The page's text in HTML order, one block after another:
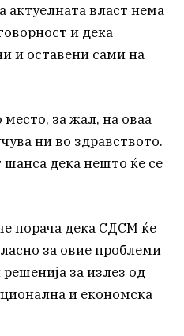
актуелната власт нема
и дека
и оставени сами на
место, за жал, на оваа
ни во здравството.
шанса дека нешто ќе се
порача дека СДСМ ќе
за овие проблеми
за излез од
и економска